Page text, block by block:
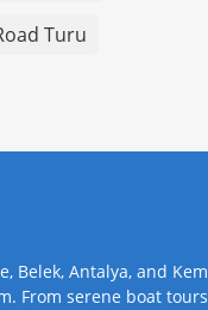
Turu
Belek, Antalya, and
From serene boat